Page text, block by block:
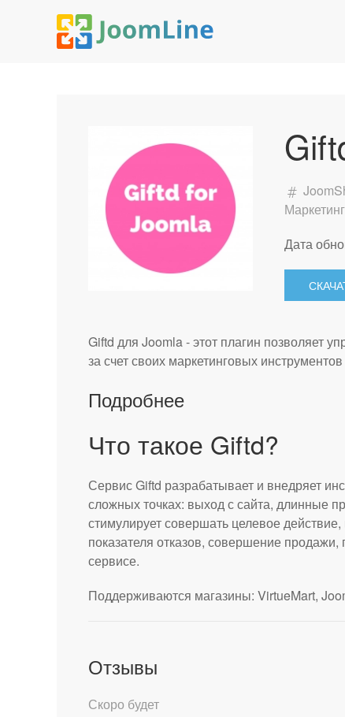
Маркетинг
Дата
Giftd для Joomla - этот плагин позволяет
за счет своих маркетинговых
Подробнее
Что такое Giftd?
Сервис Giftd разрабатывает и внедряет
сложных точках: выход с сайта, длинные
стимулирует совершать целевое
показателя отказов, совершение
сервисе.
Поддерживаются магазины: VirtueMart,
Отзывы
Скоро будет